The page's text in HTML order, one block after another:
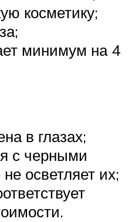
косметику;
минимум на 4
в глазах;
с черными
осветляет их;